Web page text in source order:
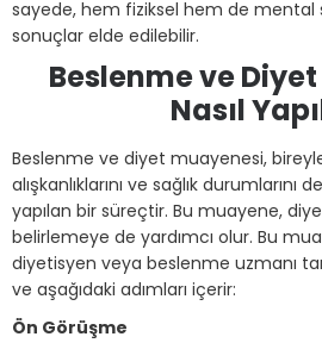
sayede, hem fiziksel hem de mental
sonuçlar elde edilebilir.
Beslenme ve
Nasıl
Beslenme ve diyet muayenesi,
alışkanlıklarını ve sağlık durumlarını
yapılan bir süreçtir. Bu muayene,
belirlemeye de yardımcı olur. Bu
diyetisyen veya beslenme uzmanı
ve aşağıdaki adımları içerir:
Ön Görüşme